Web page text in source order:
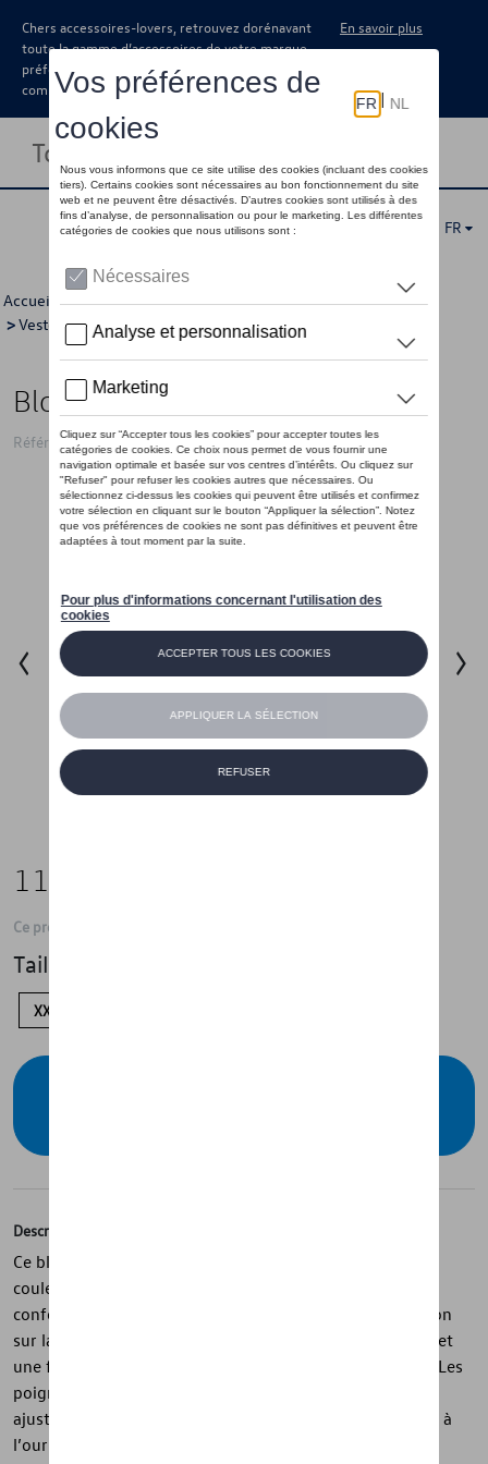
Chers accessoires-lovers, retrouvez dorénavant
toute la gamme d’accessoires de votre marque
préférée sous forme de catalogue à
commander auprès de votre concessionaire.
En savoir plus
Toggle navigation
FR
Accueil >Pour vous >Volkswagen Collection >Vêtements
>Vestes >Hommes > Détail
Blouson aviateur VW, bleu
Référence: 330084002AE530
115,00 €
Ce produit n'est actuellement pas de stock
Taille
XXL
Description
Ce blouson aviateur de la collection Volkswagen est de
couleur bleu foncé et légèrement ouaté pour plus de
confort. Il présente un logo Volkswagen brodé ton sur ton
sur la poitrine, des poches en filet avec fermeture éclair et
une fermeture principale marquée du logo Volkswagen. Les
poignets en coton avec élasthanne assurent un bon
ajustement, complétés par un élément de design discret à
l’ourlet.